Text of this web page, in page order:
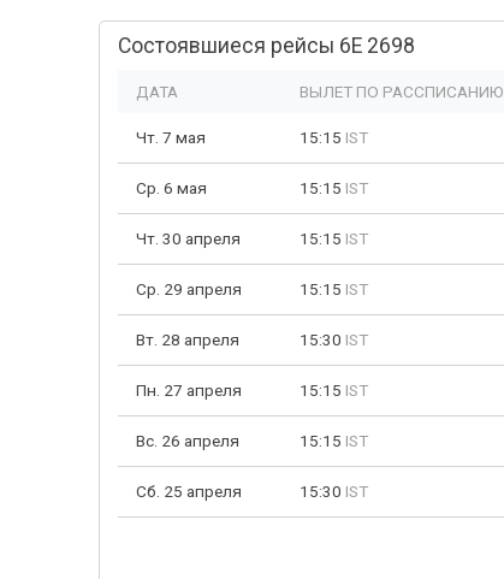
Состоявшиеся рейсы 6E 2698
ДАТА ВЫЛЕТ ПО РАССПИСАНИЮ
Чт. 7 мая 15:15 IST
Ср. 6 мая 15:15 IST
Чт. 30 апреля 15:15 IST
Ср. 29 апреля 15:15 IST
Вт. 28 апреля 15:30 IST
Пн. 27 апреля 15:15 IST
Вс. 26 апреля 15:15 IST
Сб. 25 апреля 15:30 IST